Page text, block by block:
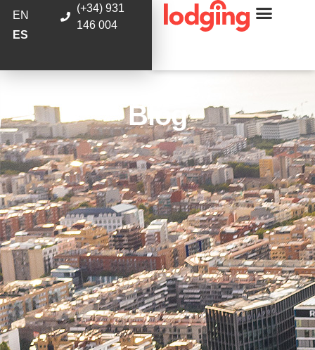
EN
ES
(+34) 931
146 004
Blog